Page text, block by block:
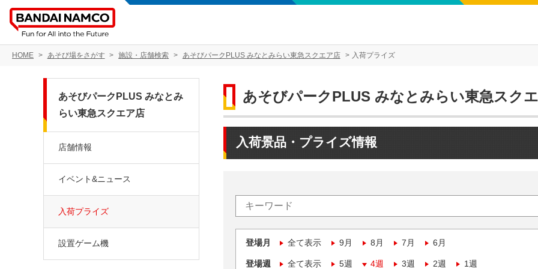
HOME あそび場をさがす 施設・店舗検索 あそびパークPLUS みなとみらい東急スクエア店 入荷プライズ
あそびパークPLUS みなとみらい東急スク
入荷景品・プライズ情報
登場月 全て表示 9月 8月 7月 6月
登場週 全て表示 5週 4週 3週 2週 1週
あそびパークPLUS みなとみ
らい東急スクエア店
店舗情報
イベント&ニュース
入荷プライズ
設置ゲーム機